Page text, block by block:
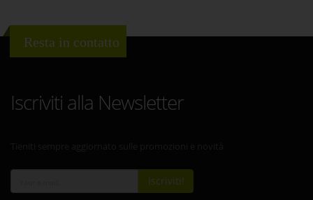
Resta in contatto
Iscriviti alla Newsletter
Iscriviti!